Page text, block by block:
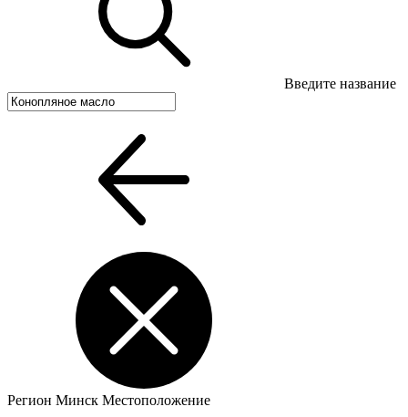
Введите название
Регион Минск Местоположение